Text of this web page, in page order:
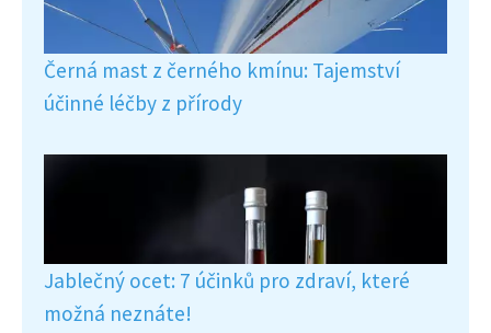
Černá mast z černého kmínu: Tajemství
účinné léčby z přírody
Jablečný ocet: 7 účinků pro zdraví, které
možná neznáte!